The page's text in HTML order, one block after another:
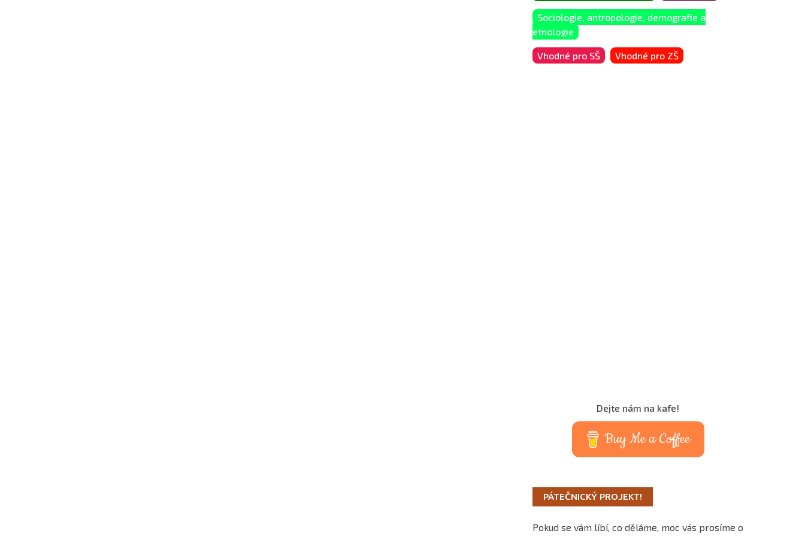
Sociologie, antropologie, demografie a
etnologie
Vhodné pro SŠ Vhodné pro ZŠ
Dejte nám na kafe!
Buy Me a Coffee
PÁTEČNICKÝ PROJEKT!
Pokud se vám líbí, co děláme, moc vás prosíme o